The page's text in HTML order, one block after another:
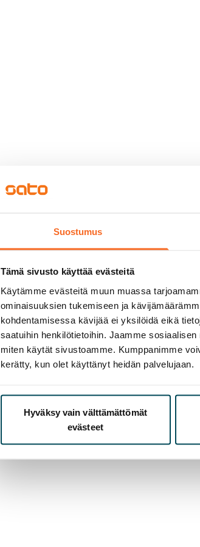
Suostumus
Tämä sivusto käyttää evästeitä
Käytämme evästeitä muun muassa
ominaisuuksien tukemiseen ja
kohdentamisessa kävijää ei yksilöidä eikä
saatuihin henkilötietoihin. Jaamme
miten käytät sivustoamme. Kumppanimme
kerätty, kun olet käyttänyt heidän palvelujaan.
Hyväksy vain välttämättömät
evästeet